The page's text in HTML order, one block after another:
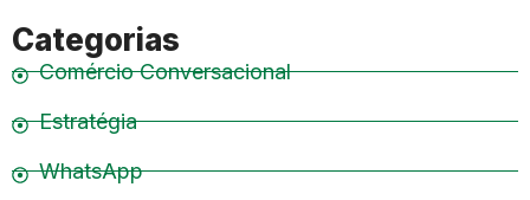
Categorias
Comércio Conversacional
Estratégia
WhatsApp